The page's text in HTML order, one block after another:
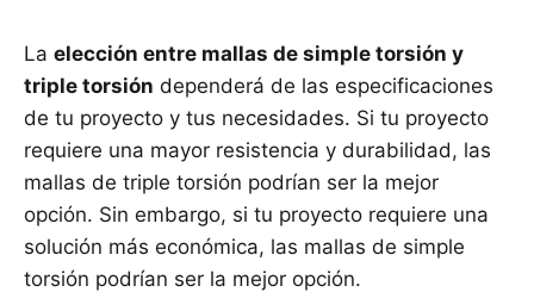
La elección entre mallas de simple torsión y
triple torsión dependerá de las especificaciones
de tu proyecto y tus necesidades. Si tu proyecto
requiere una mayor resistencia y durabilidad, las
mallas de triple torsión podrían ser la mejor
opción. Sin embargo, si tu proyecto requiere una
solución más económica, las mallas de simple
torsión podrían ser la mejor opción.